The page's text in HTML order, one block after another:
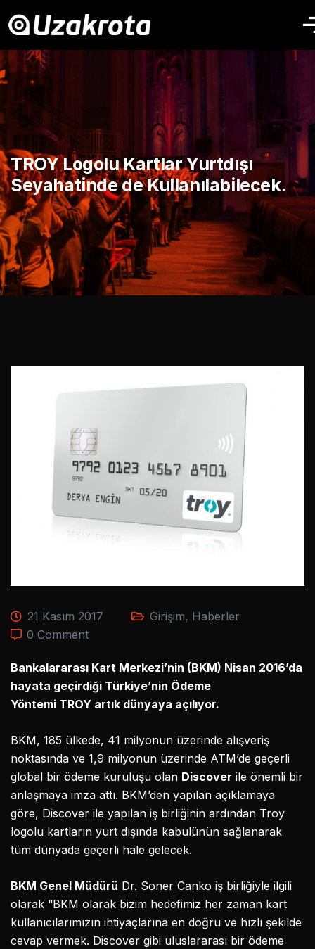
TROY Logolu Kartlar Yurtdışı
Seyahatinde de Kullanılabilecek.
21 Kasım 2017 Girişim, Haberler
0 Comment
Bankalararası Kart Merkezi’nin (BKM) Nisan 2016’da
hayata geçirdiği Türkiye’nin Ödeme
Yöntemi TROY artık dünyaya açılıyor.
BKM, 185 ülkede, 41 milyonun üzerinde alışveriş
noktasında ve 1,9 milyonun üzerinde ATM’de geçerli
global bir ödeme kuruluşu olan Discover ile önemli bir
anlaşmaya imza attı. BKM’den yapılan açıklamaya
göre, Discover ile yapılan iş birliğinin ardından Troy
logolu kartların yurt dışında kabulünün sağlanarak
tüm dünyada geçerli hale gelecek.
BKM Genel Müdürü Dr. Soner Canko iş birliğiyle ilgili
olarak “BKM olarak bizim hedefimiz her zaman kart
kullanıcılarımızın ihtiyaçlarına en doğru ve hızlı şekilde
cevap vermek. Discover gibi uluslararası bir ödeme